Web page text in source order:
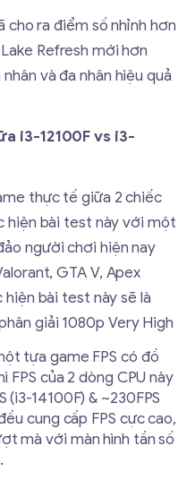
cho ra điểm số nhỉnh hơn
Refresh mới hơn
và đa nhân hiệu quả
i3-12100F vs i3-
thực tế giữa 2 chiếc
hiện bài test này với một
người chơi hiện nay
GTA V, Apex
hiện bài test này sẽ là
giải 1080p Very High
tựa game FPS có đồ
của 2 dòng CPU này
14100F) & ~230FPS
cung cấp FPS cực cao,
mà với màn hình tần số